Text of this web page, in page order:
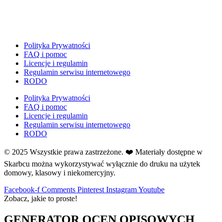
Ferie
Fotobudka
Girlandy
Girlandy na LATO
Grafomotoryka
Grinch
Gry
↳ Dopasuj i opowiedź
↳ Ja mam kto ma
↳ Labirynt podłogowy
↳ Puzzle
Polityka Prywatności
FAQ i pomoc
Licencje i regulamin
Regulamin serwisu internetowego
RODO
Polityka Prywatności
FAQ i pomoc
Licencje i regulamin
Regulamin serwisu internetowego
RODO
© 2025 Wszystkie prawa zastrzeżone. ❤️ Materiały dostępne w
Skarbcu można wykorzystywać wyłącznie do druku na użytek
domowy, klasowy i niekomercyjny.
Facebook-f Comments Pinterest InstagramYoutube
Zobacz, jakie to proste!
GENERATOR OCEN OPISOWYCH